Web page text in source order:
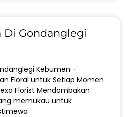
Di Gondanglegi
Kebumen –
Floral untuk Setiap Momen
Florist Mendambakan
memukau untuk